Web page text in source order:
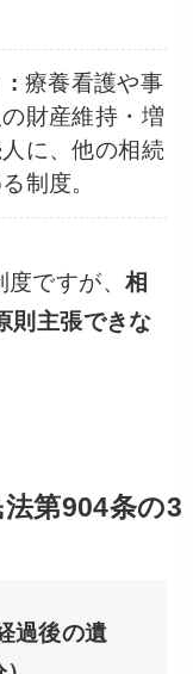
: 療養看護や事
財産維持・増
に、他の相続
制度。
度ですが、相
則主張できな
第904条の3
過後の遺